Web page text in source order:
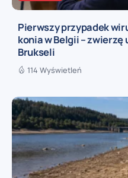
Pierwszy przypadek
konia w Belgii –
Brukseli
114 Wyświetleń